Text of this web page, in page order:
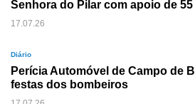
Senhora do Pilar com apoio de
17.07.26
Diário
Perícia Automóvel de Campo de
festas dos bombeiros